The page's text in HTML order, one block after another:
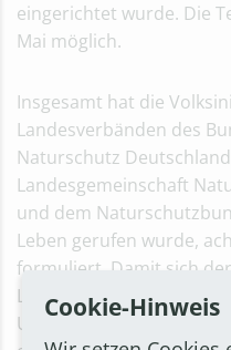
eingerichtet wurde. Die
Mai möglich.
Insgesamt hat die
Landesverbänden des
Naturschutz
Landesgemeinschaft
und dem
Leben gerufen wurde,
formuliert. Damit sich
Landtag mit diesen
Unterschriften
Cookie-Hinweis